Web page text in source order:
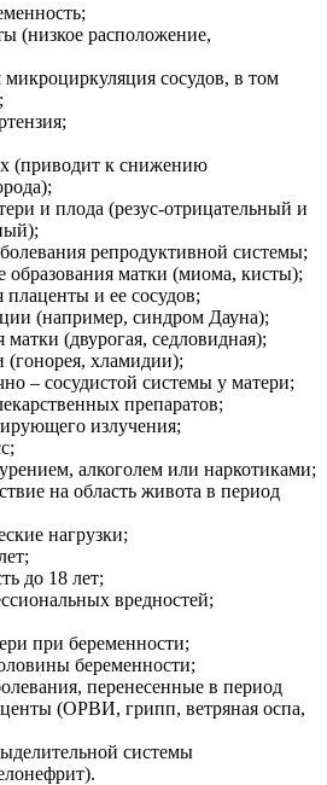
(низкое расположение,
микроциркуляция сосудов, в том
(приводит к снижению
и плода (резус-отрицательный и
репродуктивной системы;
образования матки (миома, кисты);
плаценты и ее сосудов;
(например, синдром Дауна);
(двурогая, седловидная);
хламидии);
– сосудистой системы у матери;
препаратов;
излучения;
алкоголем или наркотиками;
на область живота в период
нагрузки;
до 18 лет;
вредностей;
при беременности;
беременности;
перенесенные в период
(ОРВИ, грипп, ветряная оспа,
системы